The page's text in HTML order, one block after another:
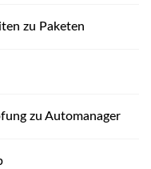
zu Paketen
zu Automanager